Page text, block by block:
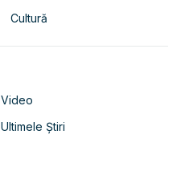
Cultură
Video
Ultimele Știri